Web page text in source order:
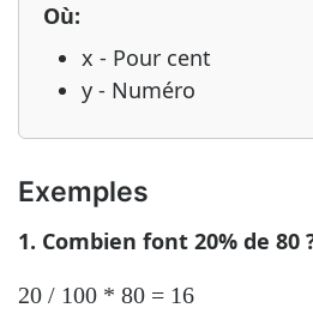
Où:
x - Pour cent
y - Numéro
Exemples
1. Combien font 20% de 80
20 / 100 * 80 = 16